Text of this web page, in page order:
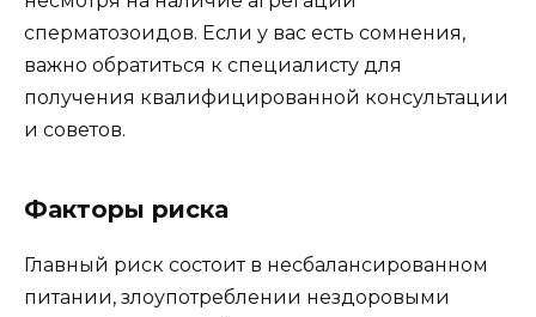
сперматозоидов. Если у вас есть сомнения,
важно обратиться к специалисту для
получения квалифицированной консультации
и советов.
Факторы риска
Главный риск состоит в несбалансированном
питании, злоупотреблении нездоровыми